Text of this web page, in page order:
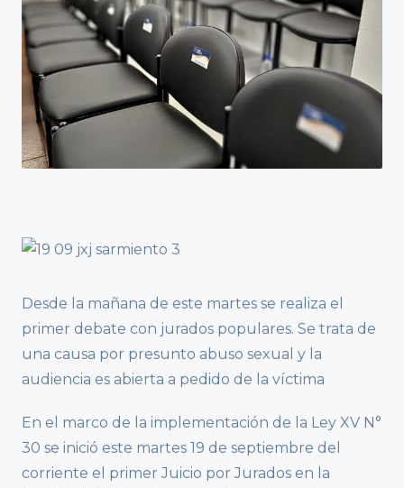
Desde la mañana de este martes se realiza el
primer debate con jurados populares. Se trata de
una causa por presunto abuso sexual y la
audiencia es abierta a pedido de la víctima
En el marco de la implementación de la Ley XV N°
30 se inició este martes 19 de septiembre del
corriente el primer Juicio por Jurados en la